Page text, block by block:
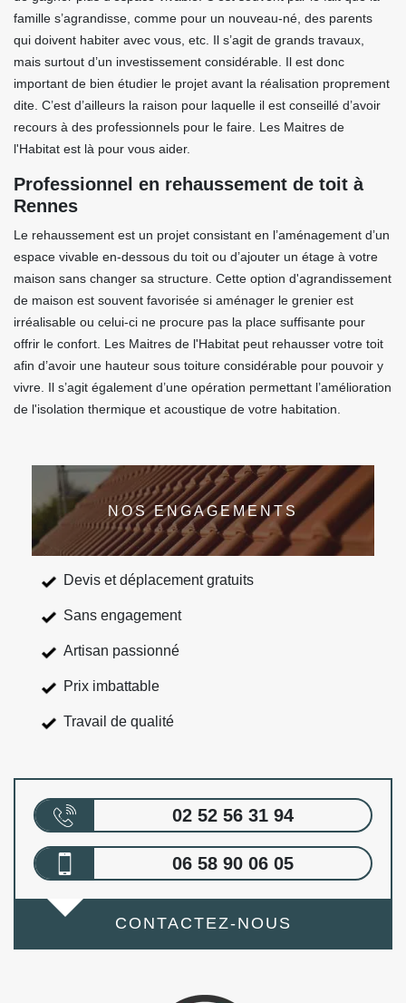
famille s’agrandisse, comme pour un nouveau-né, des parents
qui doivent habiter avec vous, etc. Il s’agit de grands travaux,
mais surtout d’un investissement considérable. Il est donc
important de bien étudier le projet avant la réalisation proprement
dite. C’est d’ailleurs la raison pour laquelle il est conseillé d’avoir
recours à des professionnels pour le faire. Les Maitres de
l'Habitat est là pour vous aider.
Professionnel en rehaussement de toit à
Rennes
Le rehaussement est un projet consistant en l’aménagement d’un
espace vivable en-dessous du toit ou d’ajouter un étage à votre
maison sans changer sa structure. Cette option d'agrandissement
de maison est souvent favorisée si aménager le grenier est
irréalisable ou celui-ci ne procure pas la place suffisante pour
offrir le confort. Les Maitres de l'Habitat peut rehausser votre toit
afin d’avoir une hauteur sous toiture considérable pour pouvoir y
vivre. Il s’agit également d’une opération permettant l’amélioration
de l'isolation thermique et acoustique de votre habitation.
NOS ENGAGEMENTS
Devis et déplacement gratuits
Sans engagement
Artisan passionné
Prix imbattable
Travail de qualité
02 52 56 31 94
06 58 90 06 05
CONTACTEZ-NOUS